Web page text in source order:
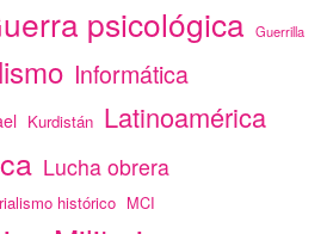
psicológica Guerrilla
Informática
Kurdistán Latinoamérica
Lucha obrera
histórico MCI